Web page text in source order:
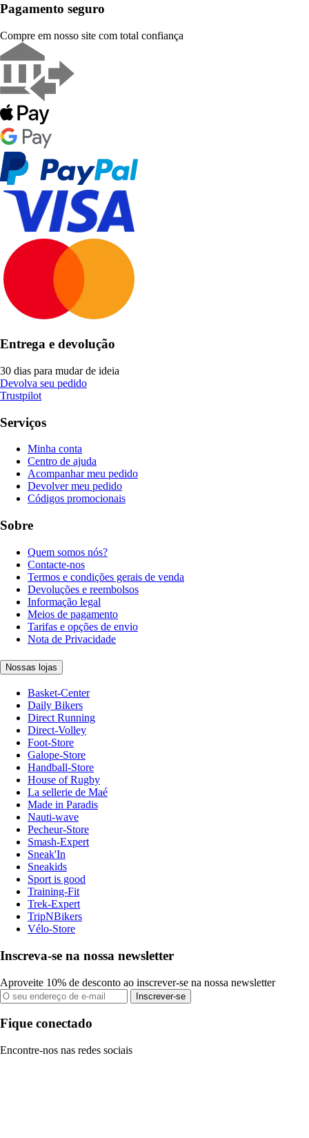
Pagamento seguro
Compre em nosso site com total confiança
Entrega e devolução
30 dias para mudar de ideia
Devolva seu pedido
Trustpilot
Serviços
Minha conta
Centro de ajuda
Acompanhar meu pedido
Devolver meu pedido
Códigos promocionais
Sobre
Quem somos nós?
Contacte-nos
Termos e condições gerais de venda
Devoluções e reembolsos
Informação legal
Meios de pagamento
Tarifas e opções de envio
Nota de Privacidade
Nossas lojas
Basket-Center
Daily Bikers
Direct Running
Direct-Volley
Foot-Store
Galope-Store
Handball-Store
House of Rugby
La sellerie de Maé
Made in Paradis
Nauti-wave
Pecheur-Store
Smash-Expert
Sneak'In
Sneakids
Sport is good
Training-Fit
Trek-Expert
TripNBikers
Vélo-Store
Inscreva-se na nossa newsletter
Aproveite 10% de desconto ao inscrever-se na nossa newsletter
Inscrever-se
Fique conectado
Encontre-nos nas redes sociais